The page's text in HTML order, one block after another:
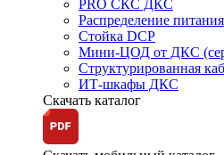
PRO СКС ДКС
Распределение
Стойка DCP
Мини-ЦОД от ДКС
Структурированная
ИТ-шкафы ДКС
Скачать каталог